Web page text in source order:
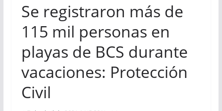
Se registraron más de
115 mil personas en
playas de BCS durante
vacaciones: Protección
Civil